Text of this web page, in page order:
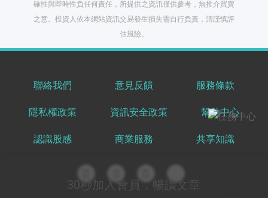
30秒加入會員，暢讀文章
確性與即時性負任何責任，所提供之資訊僅供參考，無推介買賣
之意。投資人依本網站資訊交易發生損失需自行負責，請謹慎評
估風險。
聯絡我們 意見反饋 服務條款
隱私權政策 資訊安全政策 幫助中心
認識股感 商業服務 共享知識
出國就缺這咖？股